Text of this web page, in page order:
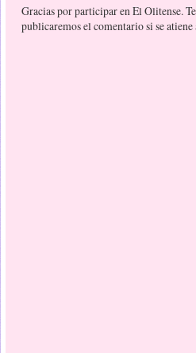
Gracias por participar en El Olitense.
publicaremos el comentario si se